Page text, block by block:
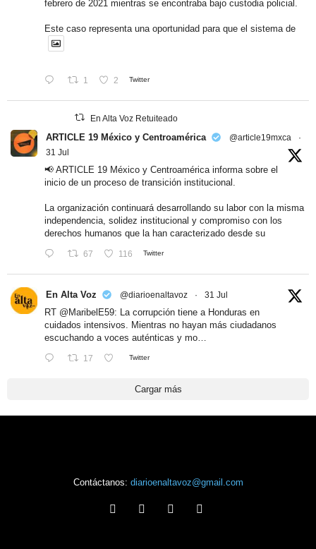
febrero de 2021 mientras se encontraba bajo custodia policial.
Este caso representa una oportunidad para que el sistema de
1 2 Twitter
En Alta Voz Retuiteado
ARTICLE 19 México y Centroamérica @article19mxca
·
31 Jul
📢 ARTICLE 19 México y Centroamérica informa sobre el
inicio de un proceso de transición institucional.
La organización continuará desarrollando su labor con la misma
independencia, solidez institucional y compromiso con los
derechos humanos que la han caracterizado desde su
67 116 Twitter
En Alta Voz @diarioenaltavoz · 31 Jul
RT @MaribelE59: La corrupción tiene a Honduras en
cuidados intensivos. Mientras no hayan más ciudadanos
escuchando a voces auténticas y mo…
17 Twitter
Cargar más
Contáctanos: diarioenaltavoz@gmail.com